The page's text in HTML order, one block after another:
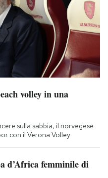
volley in una
sulla sabbia, il norvegese
con il Verona Volley
d’Africa femminile di